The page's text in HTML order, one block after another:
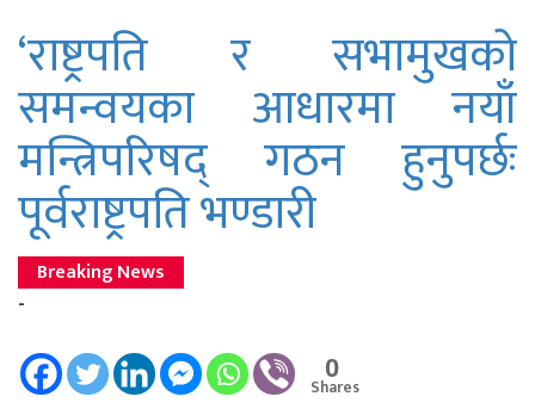
‘राष्ट्रपति र सभामुखको
समन्वयका आधारमा नयाँ
मन्त्रिपरिषद् गठन हुनुपर्छः
पूर्वराष्ट्रपति भण्डारी
Breaking News
-
0
Shares